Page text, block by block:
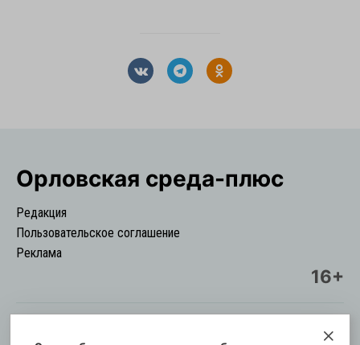
Орловская cреда-плюс
Редакция
Пользовательское соглашение
Реклама
16+